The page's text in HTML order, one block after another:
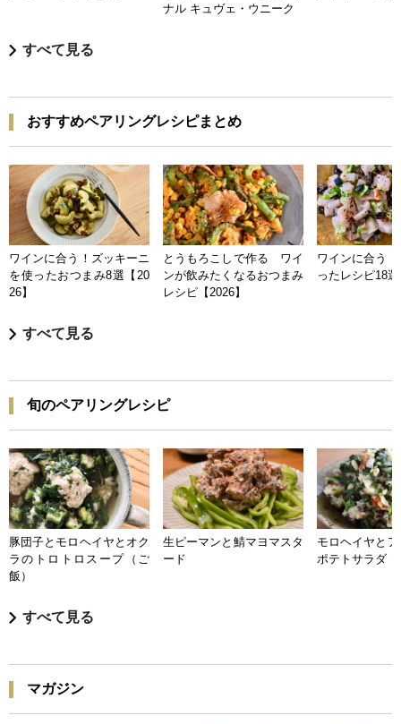
ナル キュヴェ・ウニーク
すべて見る
おすすめペアリングレシピまとめ
ワインに合う！ズッキーニ
を使ったおつまみ8選【20
26】
とうもろこしで作る ワイ
ンが飲みたくなるおつまみ
レシピ【2026】
ワインに合う
ったレシピ18
すべて見る
旬のペアリングレシピ
豚団子とモロヘイヤとオク
ラのトロトロスープ（ご
飯）
生ピーマンと鯖マヨマスタ
ード
モロヘイヤと
ポテトサラダ
すべて見る
マガジン